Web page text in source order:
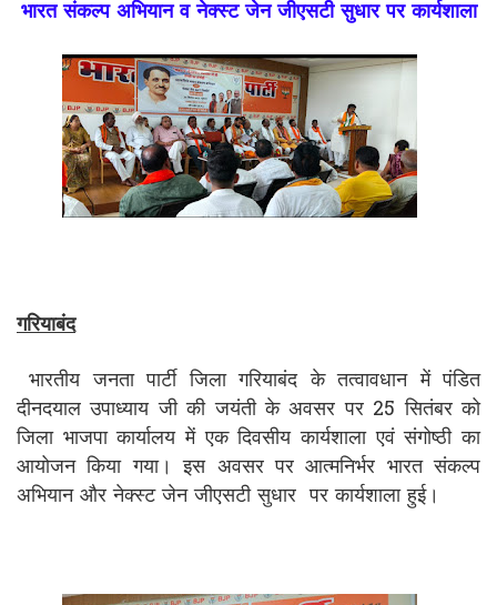
भारत संकल्प अभियान व नेक्स्ट जेन जीएसटी सुधार पर कार्यशाला
गरियाबंद
भारतीय जनता पार्टी जिला गरियाबंद के तत्वावधान में पंडित
दीनदयाल उपाध्याय जी की जयंती के अवसर पर 25 सितंबर को
जिला भाजपा कार्यालय में एक दिवसीय कार्यशाला एवं संगोष्ठी का
आयोजन किया गया। इस अवसर पर आत्मनिर्भर भारत संकल्प
अभियान और नेक्स्ट जेन जीएसटी सुधार पर कार्यशाला हुई।